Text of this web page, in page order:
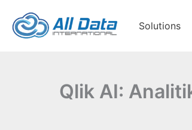
content
Solutions
Qlik AI: